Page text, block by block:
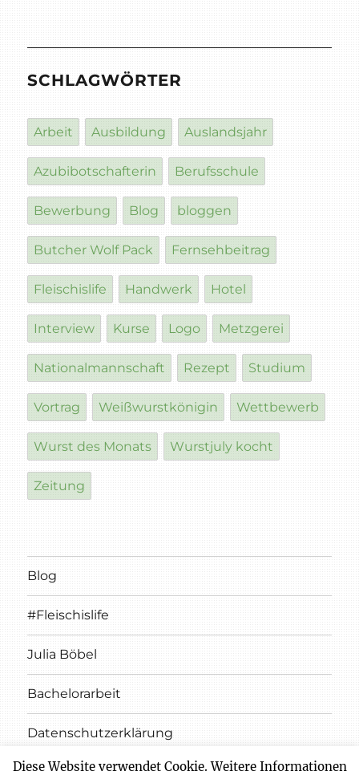
SCHLAGWÖRTER
Arbeit Ausbildung Auslandsjahr
Azubibotschafterin Berufsschule
Bewerbung Blog bloggen
Butcher Wolf Pack Fernsehbeitrag
Fleischislife Handwerk Hotel
Interview Kurse Logo Metzgerei
Nationalmannschaft Rezept Studium
Vortrag Weißwurstkönigin Wettbewerb
Wurst des Monats Wurstjuly kocht
Zeitung
Blog
#Fleischislife
Julia Böbel
Bachelorarbeit
Datenschutzerklärung
Diese Website verwendet Cookie. Weitere Informationen